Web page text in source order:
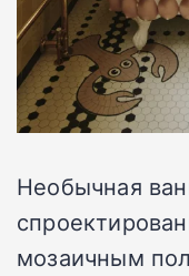
Необычная
мозаичным